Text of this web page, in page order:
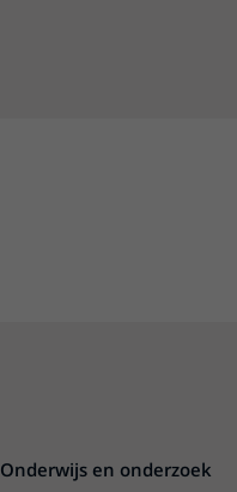
Onderwijs en onderzoek